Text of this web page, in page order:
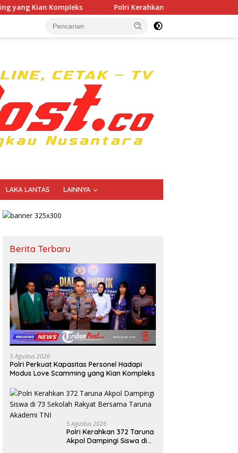
Polri Kerahkan 372 Taruna Akpol Dampingi Siswa di 73
LAKA LANTAS LAINNYA
Berita Terbaru
5 Agustus 2026
Polri Perkuat Kapasitas Personel Hadapi
Modus Love Scamming yang Kian Kompleks
5 Agustus 2026
Polri Kerahkan 372 Taruna
Akpol Dampingi Siswa di